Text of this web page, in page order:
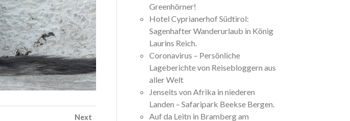
Next
Greenhörner!
Hotel Cyprianerhof Südtirol:
Sagenhafter Wanderurlaub in König
Laurins Reich.
Coronavirus – Persönliche
Lageberichte von Reisebloggern aus
aller Welt
Jenseits von Afrika in niederen
Landen – Safaripark Beekse Bergen.
Auf da Leitn in Bramberg am